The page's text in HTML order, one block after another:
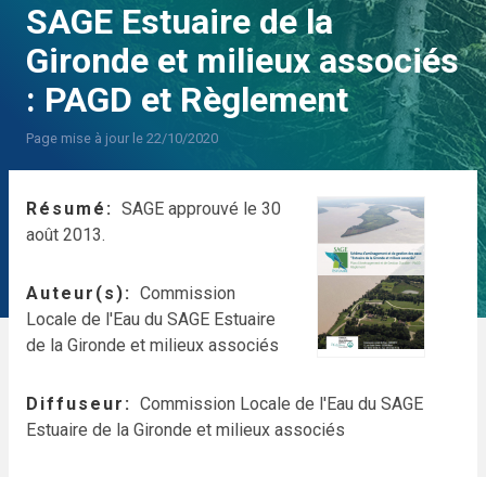
SAGE Estuaire de la
Gironde et milieux associés
: PAGD et Règlement
Page mise à jour le 22/10/2020
Résumé
SAGE approuvé le 30
août 2013.
Auteur(s)
Commission
Locale de l'Eau du SAGE Estuaire
de la Gironde et milieux associés
Diffuseur
Commission Locale de l'Eau du SAGE
Estuaire de la Gironde et milieux associés